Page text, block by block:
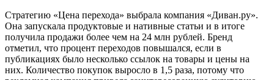
Стратегию «Цена перехода» выбрала компания «Диван.ру».
Она запускала продуктовые и нативные статьи и в итоге
получила продажи более чем на 24 млн рублей. Бренд
отметил, что процент переходов повышался, если в
публикациях было несколько ссылок на товары и цены на
них. Количество покупок выросло в 1,5 раза, потому что